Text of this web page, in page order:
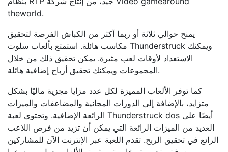
theworld.
يمنح حوالي ثلاثة أو ربما أكثر من الكباش الفرصة لتحقيق
مكاسب هائلة. استمتع بألعاب سلوت Thunderstruck ويمكنك
الاستعداد لأوقات لعب مثيرة. يمكن تحقيق ذلك من خلال
المجموعات ويمكنك تحقيق أرباح إضافية هائلة.
كما توفر الألعاب المميزة لكل عدد مزايا مجزية ماليًا بشكل
متزايد، بالإضافة إلى الدورات المجانية والمضاعفات والميزات
الرائعة الإضافية. وتحتوي لعبة Thunderstruck dos أيضًا على
العديد من الميزات الرائعة التي يمكن أن تزيد من فرص اللاعب
الرائع في تحقيق الربح. تقدم اللعبة عبر الإنترنت الآن للمشاركين